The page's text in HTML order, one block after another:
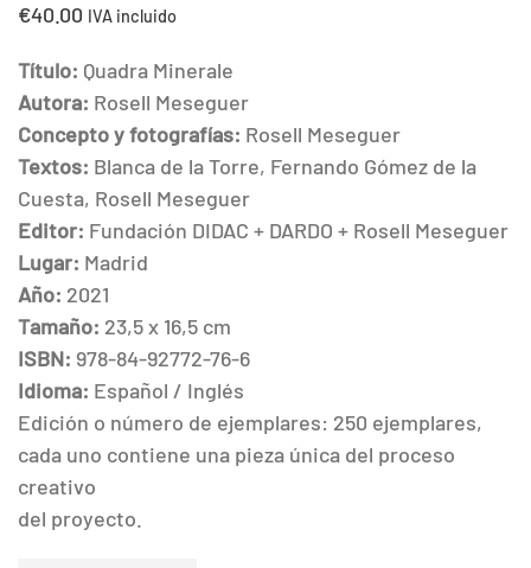
€40.00 IVA incluido
Título: Quadra Minerale
Autora: Rosell Meseguer
Concepto y fotografías: Rosell Meseguer
Textos: Blanca de la Torre, Fernando Gómez de la
Cuesta, Rosell Meseguer
Editor: Fundación DIDAC + DARDO + Rosell Meseguer
Lugar: Madrid
Año: 2021
Tamaño: 23,5 x 16,5 cm
ISBN: 978-84-92772-76-6
Idioma: Español / Inglés
Edición o número de ejemplares: 250 ejemplares,
cada uno contiene una pieza única del proceso
creativo
del proyecto.